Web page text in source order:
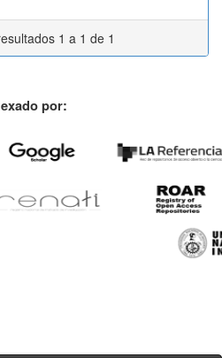
1 a 1 de 1
por: